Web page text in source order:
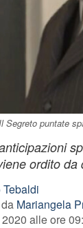
Segreto puntate
ordito da
Mariangela
alle ore